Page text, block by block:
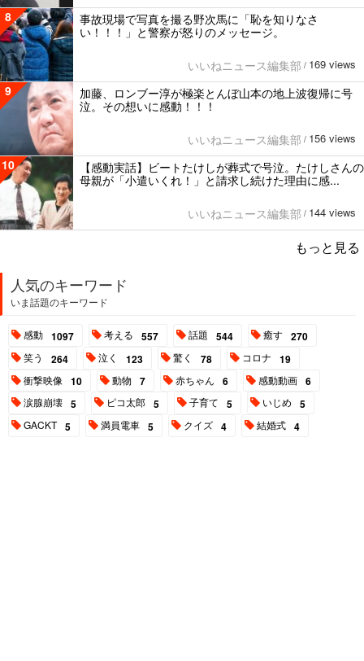
8
事故現場で写真を撮る野次馬に「恥を知りなさ
い！！！」と警察が怒りのメッセージ。
いいねニュース編集部 / 169 views
9
加藤、ロンブー淳が極楽とんぼ山本の地上波復帰に号
泣。その想いに感動！！！
いいねニュース編集部 / 156 views
10
【感動実話】ビートたけしが葬式で号泣。たけしさんの
母親が「小遣いくれ！」と請求し続けた理由に感...
いいねニュース編集部 / 144 views
もっと見る
人気のキーワード
いま話題のキーワード
感動 1097 考える 557 話題 544 癒す 270
笑う 264 泣く 123 驚く 78 コロナ 19
衝撃映像 10 動物 7 赤ちゃん 6 感動動画 6
涙腺崩壊 5 ピコ太郎 5 子育て 5 いじめ 5
GACKT 5 満員電車 5 クイズ 4 結婚式 4